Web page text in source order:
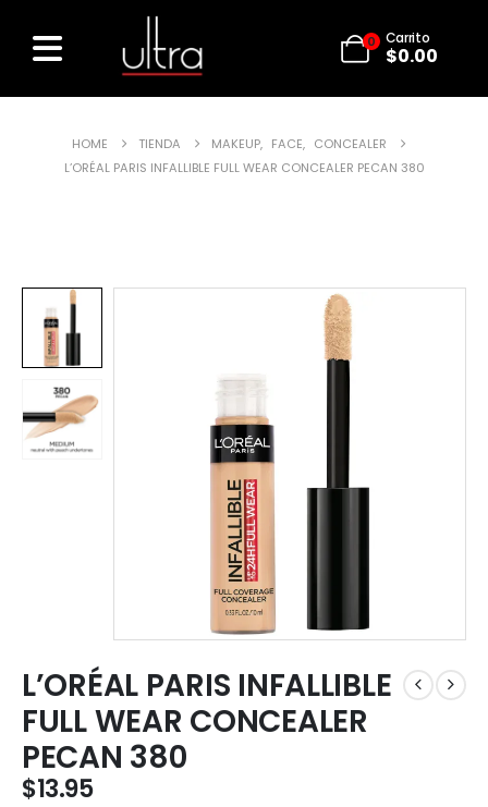
0 Carrito
$0.00
HOME TIENDA MAKEUP, FACE, CONCEALER
L’ORÉAL PARIS INFALLIBLE FULL WEAR CONCEALER PECAN 380
L’ORÉAL PARIS INFALLIBLE
FULL WEAR CONCEALER
PECAN 380
$13.95